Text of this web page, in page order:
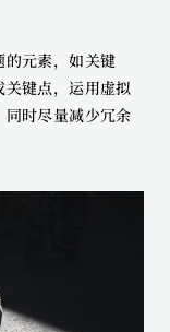
元素，如关键
键点，运用虚拟
时尽量减少冗余